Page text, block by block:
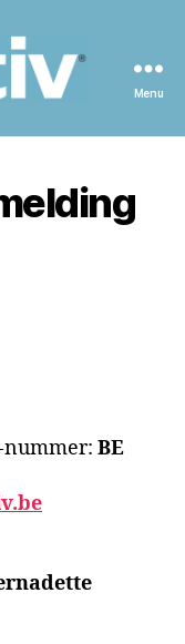
Menu
nummer: BE